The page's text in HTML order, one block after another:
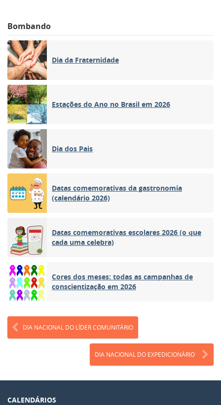
Bombando
Dia da Fraternidade
Estações do Ano no Brasil em 2026
Dia dos Pais
Datas comemorativas da gastronomia
(calendário 2026)
Datas comemorativas escolares 2026 (o que
cada uma celebra)
Cores dos meses: todas as campanhas de
conscientização em 2026
DIA NACIONAL DO LÍDER COMUNITÁRIO
DIA NACIONAL DO EXPEDICIONÁRIO
CALENDÁRIOS